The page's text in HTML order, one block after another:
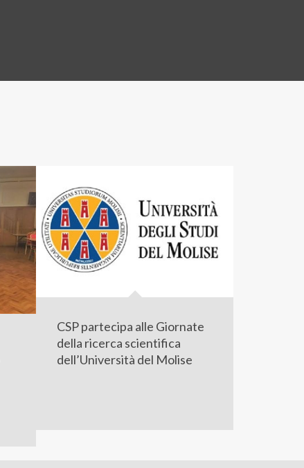
CSP partecipa alle Giornate
della ricerca scientifica
dell’Università del Molise